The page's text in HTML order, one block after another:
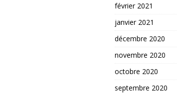
février 2021
janvier 2021
décembre 2020
novembre 2020
octobre 2020
septembre 2020